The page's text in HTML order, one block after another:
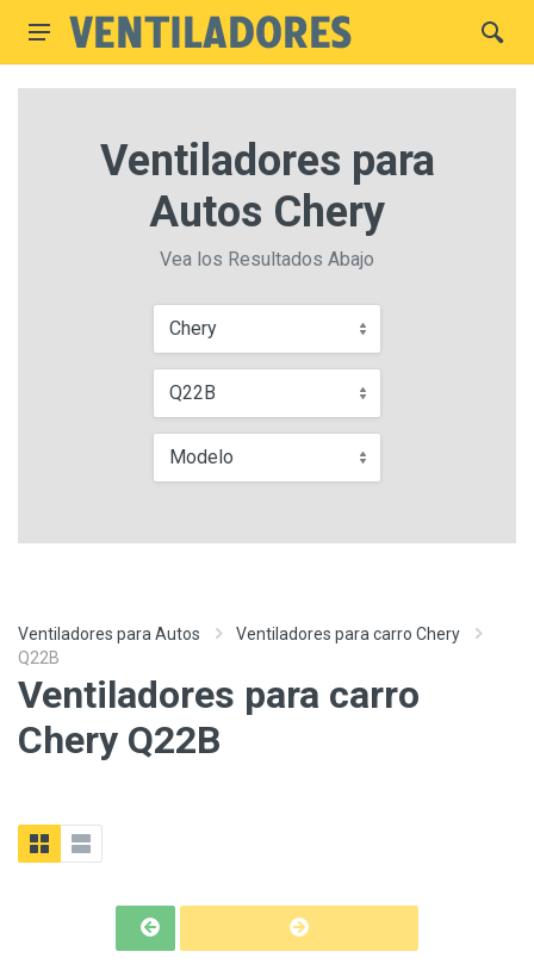
Ventiladores para
Autos Chery
Vea los Resultados Abajo
Chery
Q22B
Modelo
Ventiladores para Autos
Ventiladores para carro Chery
Q22B
Ventiladores para carro
Chery Q22B